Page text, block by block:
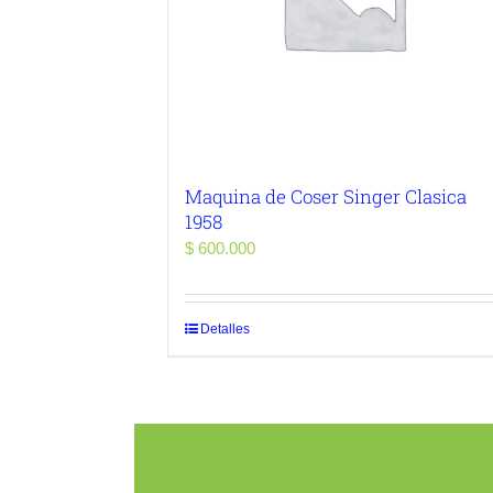
Maquina de Coser Singer Clasica
1958
$ 600.000
Detalles